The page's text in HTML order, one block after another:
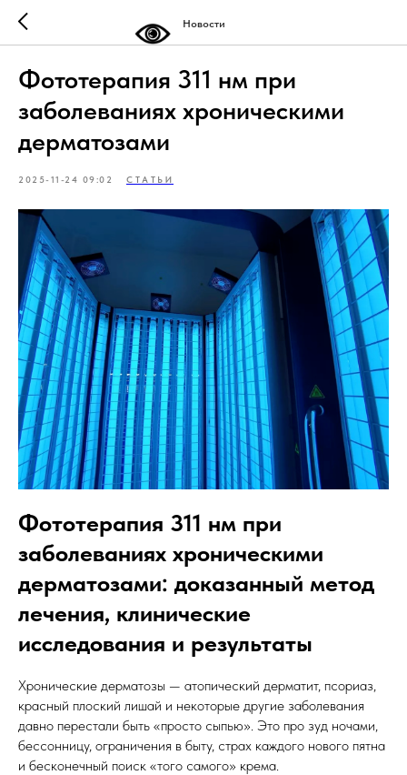
Новости
Фототерапия 311 нм при
заболеваниях хроническими
дерматозами
2025-11-24 09:02 СТАТЬИ
Фототерапия 311 нм при
заболеваниях хроническими
дерматозами: доказанный метод
лечения, клинические
исследования и результаты
Хронические дерматозы — атопический дерматит, псориаз,
красный плоский лишай и некоторые другие заболевания
давно перестали быть «просто сыпью». Это про зуд ночами,
бессонницу, ограничения в быту, страх каждого нового пятна
и бесконечный поиск «того самого» крема.